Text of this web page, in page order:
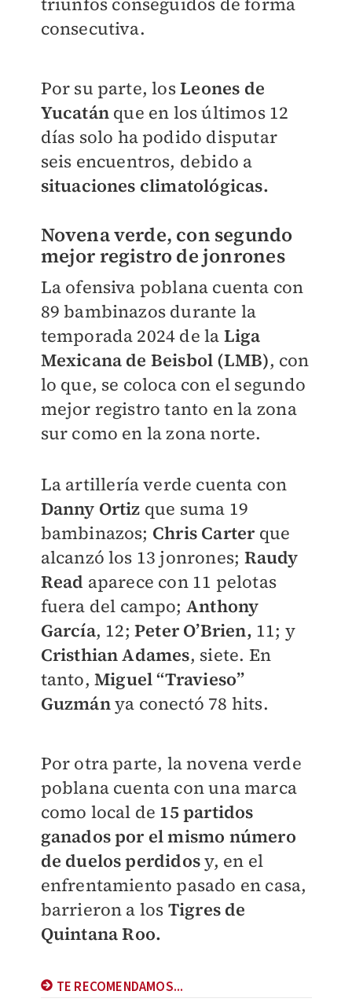
consecutiva.
Por su parte, losLeones de
Yucatán que en los últimos 12
días solo ha podido disputar
seis encuentros, debido a
situaciones climatológicas.
Novena verde, con segundo
mejor registro de jonrones
La ofensiva poblana cuenta con
89 bambinazos durante la
temporada 2024 de la Liga
Mexicana de Beisbol (LMB), con
lo que, se coloca con el segundo
mejor registro tanto en la zona
sur como en la zona norte.
La artillería verde cuenta con
Danny Ortiz que suma 19
bambinazos; Chris Carterque
alcanzó los 13 jonrones; Raudy
Read aparece con 11 pelotas
fuera del campo; Anthony
García, 12; Peter O’Brien, 11; y
Cristhian Adames, siete. En
tanto, Miguel “Travieso”
Guzmánya conectó 78 hits.
Por otra parte, la novena verde
poblana cuenta con una marca
como local de 15 partidos
ganados por el mismo número
de duelos perdidosy, en el
enfrentamiento pasado en casa,
barrieron a los Tigres de
Quintana Roo.
TE RECOMENDAMOS...